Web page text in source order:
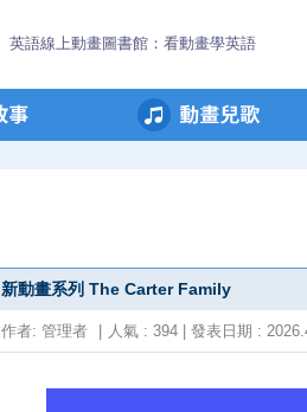
英語線上動畫圖書館：看動畫學英語
新動畫系列 The Carter Family
作者: 管理者 人氣 : 394 | 發表日期 :